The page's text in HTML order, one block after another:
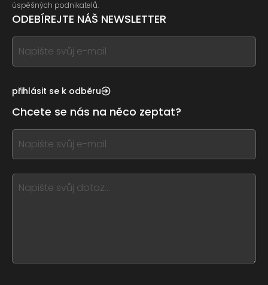
úspěšných podnikatelů.
ODEBÍREJTE NÁŠ NEWSLETTER
If
you
this,
this
form
field
blank
přihlásit se k odběru
Chcete se nás na něco zeptat?
If
you
leave